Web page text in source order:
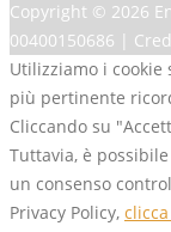
Copyright © 2026
00400150686 |
Utilizziamo i
più pertinente
Cliccando su
Tuttavia, è
un consenso
Privacy Policy,